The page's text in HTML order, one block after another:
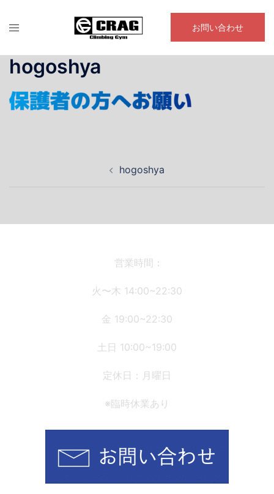
ン
お問い合わせ
hogoshya
ゲ
hogoshya
営業時間：
火〜木 14:00~22:30
金 19:00~22:30
土日 10:00~19:00
定休日：月曜日
※臨時休業あり